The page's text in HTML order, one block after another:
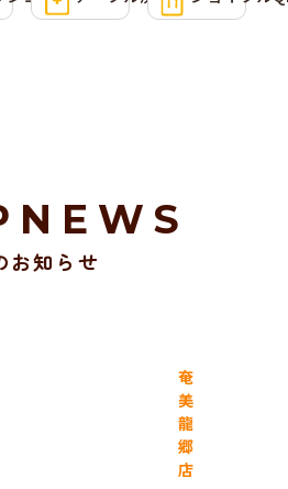
お知らせ
奄
美
龍
郷
店